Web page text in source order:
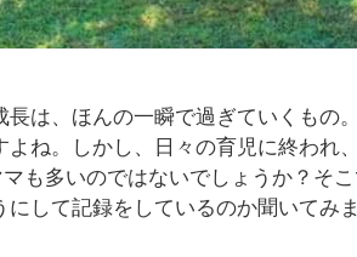
長は、ほんの一瞬で過ぎていくもの
よね。しかし、日々の育児に終われ
も多いのではないでしょうか？そ
にして記録をしているのか聞いてみま